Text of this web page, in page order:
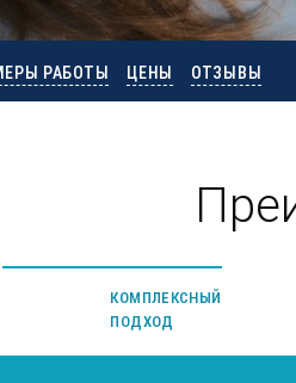
РАБОТЫ ЦЕНЫ ОТЗЫВЫ
КОМПЛЕКСНЫЙ
ПОДХОД